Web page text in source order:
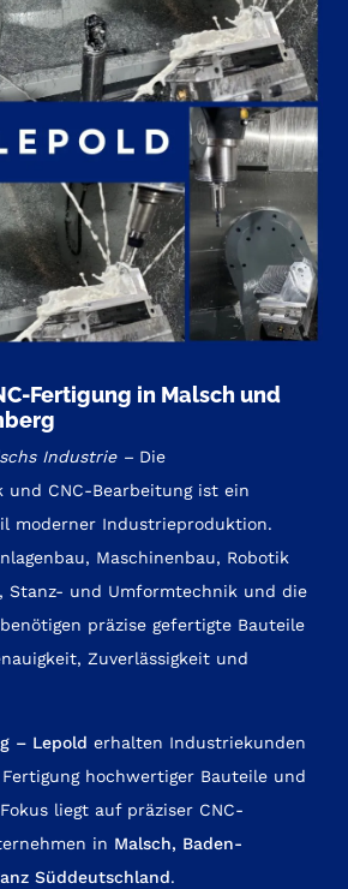
Fertigung in Malsch und
Industrie – Die
und CNC-Bearbeitung ist ein
moderner Industrieproduktion.
Maschinenbau, Robotik
Stanz- und Umformtechnik und die
präzise gefertigte Bauteile
Zuverlässigkeit und
– Lepold erhalten Industriekunden
hochwertiger Bauteile und
liegt auf präziser CNC-
in Malsch, Baden-
Süddeutschland.